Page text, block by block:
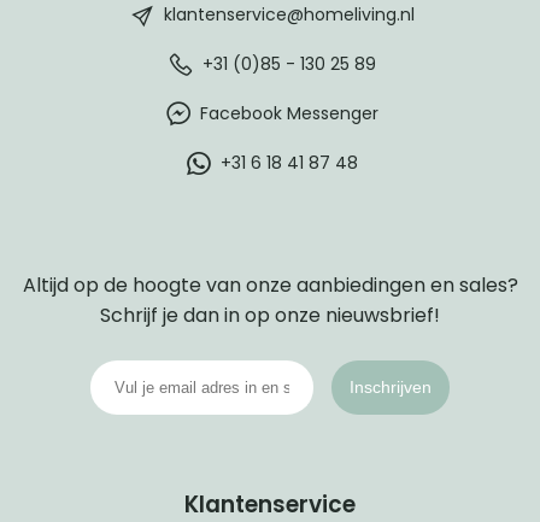
klantenservice@homeliving.nl
+31 (0)85 - 130 25 89
Facebook Messenger
+31 6 18 41 87 48
Altijd op de hoogte van onze aanbiedingen en sales?
Schrijf je dan in op onze nieuwsbrief!
Inschrijven
Klantenservice